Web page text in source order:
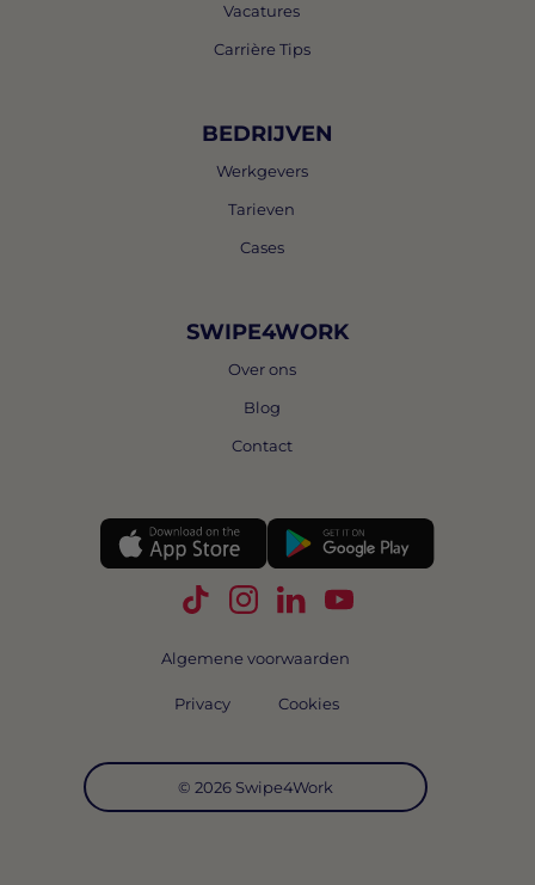
Vacatures
Carrière Tips
BEDRIJVEN
Werkgevers
Tarieven
Cases
SWIPE4WORK
Over ons
Blog
Contact
Volg Swipe4Work op TikTok
Volg Swipe4Work op
Volg Swipe4Work op
Volg Swipe4Work
© 2026 Swipe4Work
Algemene voorwaarden
Privacy Cookies